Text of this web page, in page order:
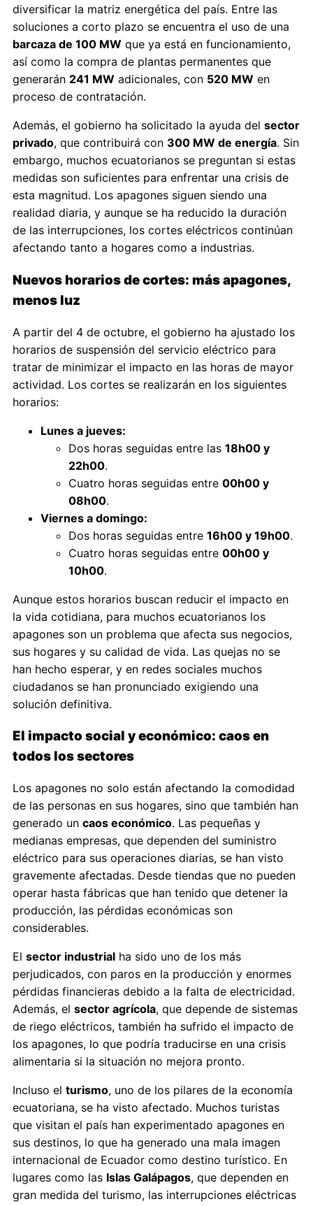
diversificar la matriz energética del país. Entre las
soluciones a corto plazo se encuentra el uso de una
barcaza de 100 MW que ya está en funcionamiento,
así como la compra de plantas permanentes que
generarán 241 MW adicionales, con 520 MW en
proceso de contratación.
Además, el gobierno ha solicitado la ayuda del sector
privado, que contribuirá con 300 MW de energía. Sin
embargo, muchos ecuatorianos se preguntan si estas
medidas son suficientes para enfrentar una crisis de
esta magnitud. Los apagones siguen siendo una
realidad diaria, y aunque se ha reducido la duración
de las interrupciones, los cortes eléctricos continúan
afectando tanto a hogares como a industrias.
Nuevos horarios de cortes: más apagones,
menos luz
A partir del 4 de octubre, el gobierno ha ajustado los
horarios de suspensión del servicio eléctrico para
tratar de minimizar el impacto en las horas de mayor
actividad. Los cortes se realizarán en los siguientes
horarios:
Lunes a jueves:
Dos horas seguidas entre las 18h00 y
22h00.
Cuatro horas seguidas entre 00h00 y
08h00.
Viernes a domingo:
Dos horas seguidas entre 16h00 y 19h00.
Cuatro horas seguidas entre 00h00 y
10h00.
Aunque estos horarios buscan reducir el impacto en
la vida cotidiana, para muchos ecuatorianos los
apagones son un problema que afecta sus negocios,
sus hogares y su calidad de vida. Las quejas no se
han hecho esperar, y en redes sociales muchos
ciudadanos se han pronunciado exigiendo una
solución definitiva.
El impacto social y económico: caos en
todos los sectores
Los apagones no solo están afectando la comodidad
de las personas en sus hogares, sino que también han
generado un caos económico. Las pequeñas y
medianas empresas, que dependen del suministro
eléctrico para sus operaciones diarias, se han visto
gravemente afectadas. Desde tiendas que no pueden
operar hasta fábricas que han tenido que detener la
producción, las pérdidas económicas son
considerables.
El sector industrial ha sido uno de los más
perjudicados, con paros en la producción y enormes
pérdidas financieras debido a la falta de electricidad.
Además, el sector agrícola, que depende de sistemas
de riego eléctricos, también ha sufrido el impacto de
los apagones, lo que podría traducirse en una crisis
alimentaria si la situación no mejora pronto.
Incluso el turismo, uno de los pilares de la economía
ecuatoriana, se ha visto afectado. Muchos turistas
que visitan el país han experimentado apagones en
sus destinos, lo que ha generado una mala imagen
internacional de Ecuador como destino turístico. En
lugares como las Islas Galápagos, que dependen en
gran medida del turismo, las interrupciones eléctricas